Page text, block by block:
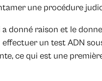
une procédure
donné raison et le
effectuer un test ADN
ce qui est une